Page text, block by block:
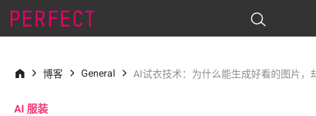
博客 General AI试衣技术：为什么能生成好看的图片，
AI 服装